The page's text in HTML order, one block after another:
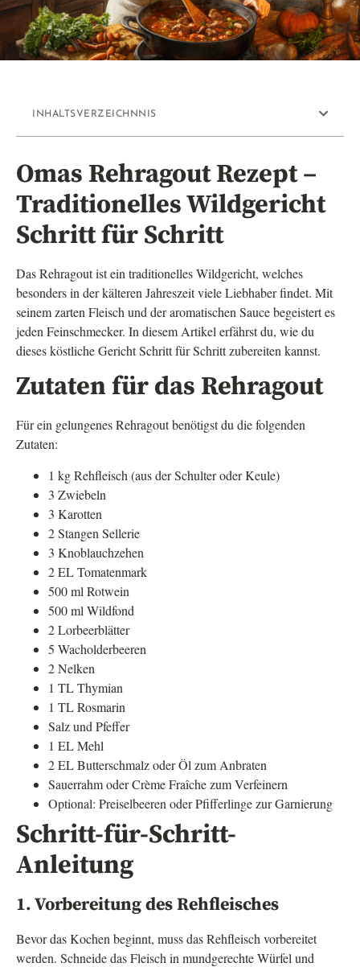
INHALTSVERZEICHNNIS
Omas Rehragout Rezept –
Traditionelles Wildgericht
Schritt für Schritt
Das Rehragout ist ein traditionelles Wildgericht, welches
besonders in der kälteren Jahreszeit viele Liebhaber findet. Mit
seinem zarten Fleisch und der aromatischen Sauce begeistert es
jeden Feinschmecker. In diesem Artikel erfährst du, wie du
dieses köstliche Gericht Schritt für Schritt zubereiten kannst.
Zutaten für das Rehragout
Für ein gelungenes Rehragout benötigst du die folgenden
Zutaten:
1 kg Rehfleisch (aus der Schulter oder Keule)
3 Zwiebeln
3 Karotten
2 Stangen Sellerie
3 Knoblauchzehen
2 EL Tomatenmark
500 ml Rotwein
500 ml Wildfond
2 Lorbeerblätter
5 Wacholderbeeren
2 Nelken
1 TL Thymian
1 TL Rosmarin
Salz und Pfeffer
1 EL Mehl
2 EL Butterschmalz oder Öl zum Anbraten
Sauerrahm oder Crème Fraîche zum Verfeinern
Optional: Preiselbeeren oder Pfifferlinge zur Garnierung
Schritt-für-Schritt-
Anleitung
1. Vorbereitung des Rehfleisches
Bevor das Kochen beginnt, muss das Rehfleisch vorbereitet
werden. Schneide das Fleisch in mundgerechte Würfel und